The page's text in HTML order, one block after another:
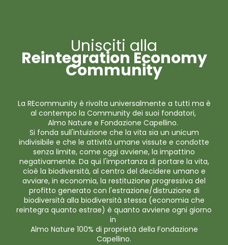
Unisciti alla
Reintegration Economy
Community
La REcommunity è rivolta universalmente a tutti ma è
al contempo la Community dei suoi fondatori,
Almo Nature e Fondazione Capellino.
Si fonda sull'intuizione che la vita sia un unicum
indivisibile e che le attività umane vissute e condotte
senza limite, come oggi avviene, la impattino
negativamente. Da qui l'importanza di portare la vita,
cioè la biodiversità, al centro del decidere umano e
avviare, in economia, la restituzione progressiva del
profitto generato con l'estrazione/distruzione di
biodiversità alla biodiversità stessa (economia che
reintegra quanto estrae) è quanto avviene ogni giorno
in
Almo Nature 100% di proprietà della Fondazione
Capellino.